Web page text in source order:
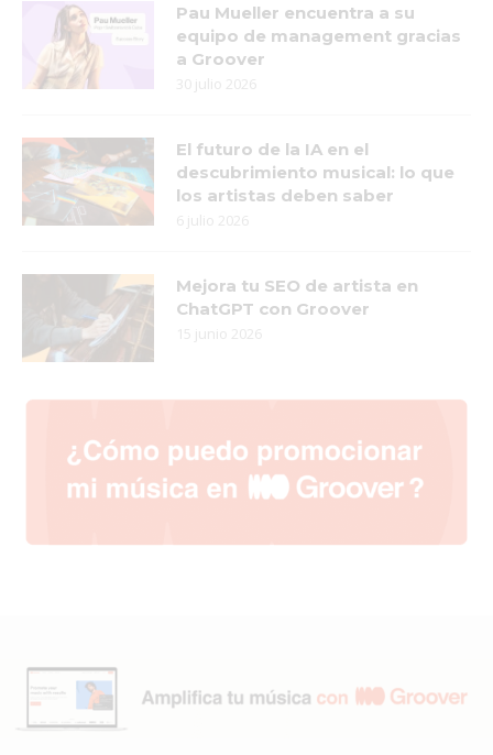
Pau Mueller encuentra a su
equipo de management gracias
a Groover
30 julio 2026
El futuro de la IA en el
descubrimiento musical: lo que
los artistas deben saber
6 julio 2026
Mejora tu SEO de artista en
ChatGPT con Groover
15 junio 2026